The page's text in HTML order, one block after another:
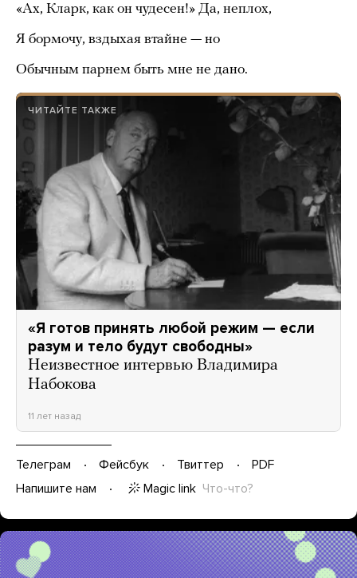
«Ах, Кларк, как он чудесен!» Да, неплох,
Я бормочу, вздыхая втайне — но
Обычным парнем быть мне не дано.
ЧИТАЙТЕ ТАКЖЕ
«Я готов принять любой режим — если
разум и тело будут свободны»
Неизвестное интервью Владимира
Набокова
11 лет назад
Телеграм Фейсбук Твиттер
PDF
Напишите нам
Magic link Что-что?